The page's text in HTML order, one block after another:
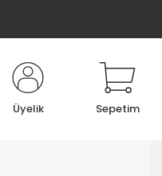
Üyelik Sepetim